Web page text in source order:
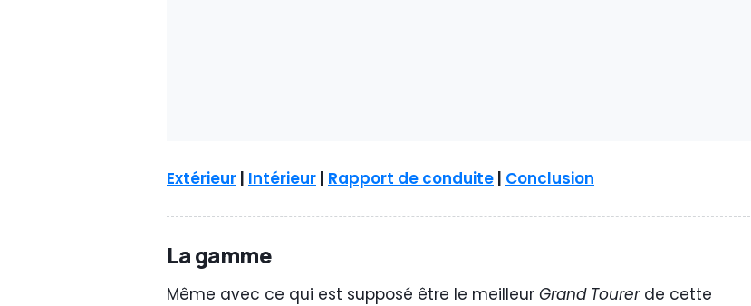
Extérieur | Intérieur | Rapport de conduite | Conclusion
La gamme
Même avec ce qui est supposé être le meilleur Grand Tourerde cette